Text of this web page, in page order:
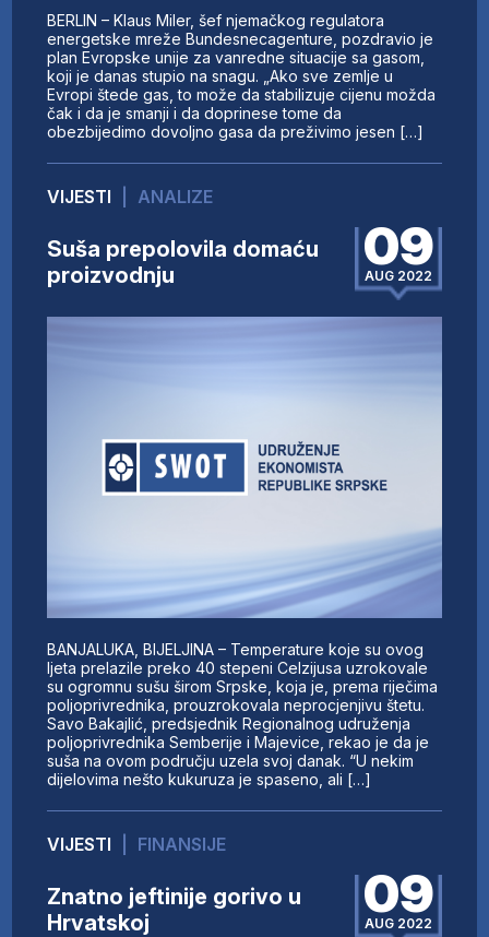
BERLIN – Klaus Miler, šef njemačkog regulatora
energetske mreže Bundesnecagenture, pozdravio je
plan Evropske unije za vanredne situacije sa gasom,
koji je danas stupio na snagu. „Ako sve zemlje u
Evropi štede gas, to može da stabilizuje cijenu možda
čak i da je smanji i da doprinese tome da
obezbijedimo dovoljno gasa da preživimo jesen […]
VIJESTI ANALIZE
Suša prepolovila domaću
proizvodnju
09
AUG 2022
BANJALUKA, BIJELJINA – Temperature koje su ovog
ljeta prelazile preko 40 stepeni Celzijusa uzrokovale
su ogromnu sušu širom Srpske, koja je, prema riječima
poljoprivrednika, prouzrokovala neprocjenjivu štetu.
Savo Bakajlić, predsjednik Regionalnog udruženja
poljoprivrednika Semberije i Majevice, rekao je da je
suša na ovom području uzela svoj danak. “U nekim
dijelovima nešto kukuruza je spaseno, ali […]
VIJESTI FINANSIJE
Znatno jeftinije gorivo u
Hrvatskoj
09
AUG 2022